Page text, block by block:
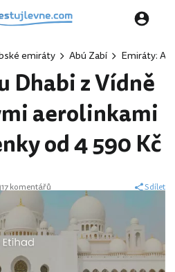
emiráty Abú Zabí Emiráty:
Dhabi z Vídně
aerolinkami
od 4 590 Kč
17 komentářů Sdílet